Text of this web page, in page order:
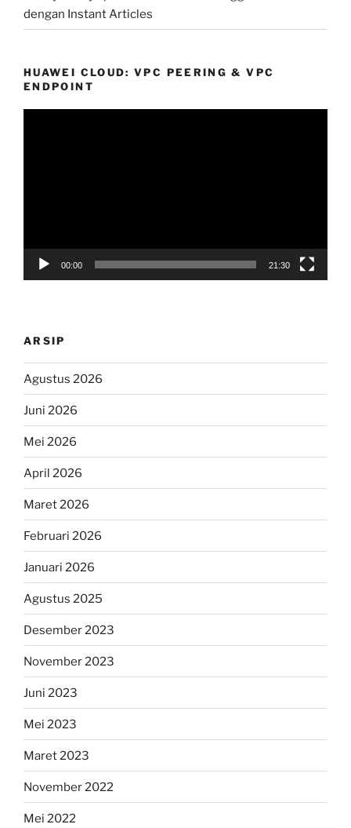
dengan Instant Articles
HUAWEI CLOUD: VPC PEERING & VPC
ENDPOINT
00:00 21:30
ARSIP
Agustus 2026
Juni 2026
Mei 2026
April 2026
Maret 2026
Februari 2026
Januari 2026
Agustus 2025
Desember 2023
November 2023
Juni 2023
Mei 2023
Maret 2023
November 2022
Mei 2022